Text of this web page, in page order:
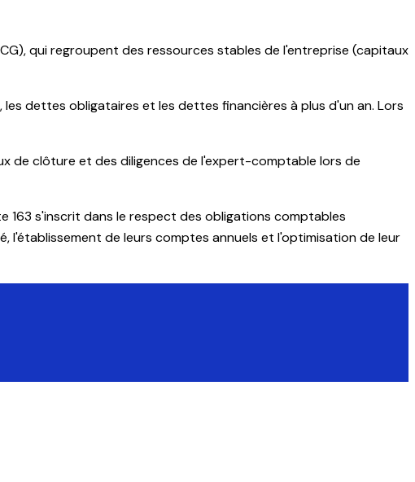
qui regroupent des ressources stables de l'entreprise (capitaux
dettes obligataires et les dettes financières à plus d'un an. Lors
de clôture et des diligences de l'expert-comptable lors de
163 s'inscrit dans le respect des obligations comptables
de leurs comptes annuels et l'optimisation de leur